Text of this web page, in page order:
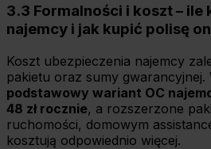
3.3 Formalności i koszt – ile
najemcy i jak kupić polisę
Koszt ubezpieczenia najemcy
pakietu oraz sumy gwarancyjnej.
podstawowy wariant OC
48 zł rocznie, a rozszerzone
ruchomości, domowym
kosztują odpowiednio więcej.